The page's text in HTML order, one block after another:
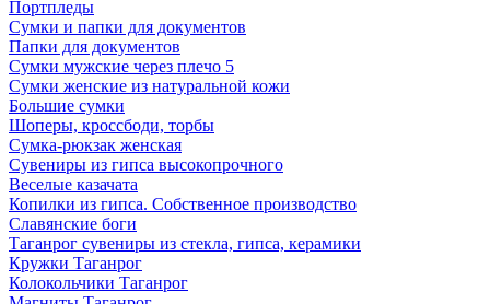
Портпледы
Сумки и папки для документов
Папки для документов
Сумки мужские через плечо 5
Сумки женские из натуральной кожи
Большие сумки
Шоперы, кроссбоди, торбы
Сумка-рюкзак женская
Сувениры из гипса высокопрочного
Веселые казачата
Копилки из гипса. Собственное производство
Славянские боги
Таганрог сувениры из стекла, гипса, керамики
Кружки Таганрог
Колокольчики Таганрог